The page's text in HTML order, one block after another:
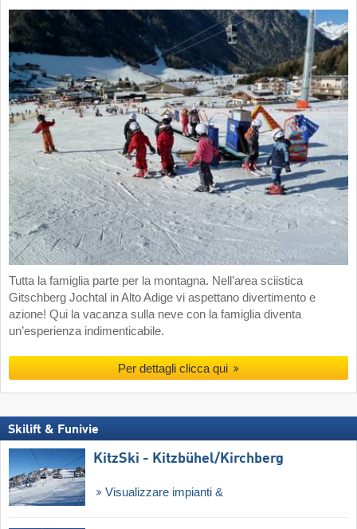
Tutta la famiglia parte per la montagna. Nell’area sciistica
Gitschberg Jochtal in Alto Adige vi aspettano divertimento e
azione! Qui la vacanza sulla neve con la famiglia diventa
un’esperienza indimenticabile.
Per dettagli clicca qui
Skilift & Funivie
KitzSki - Kitzbühel/​Kirchberg
Visualizzare impianti &